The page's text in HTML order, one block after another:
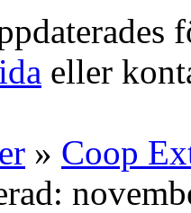
eller
» Coop